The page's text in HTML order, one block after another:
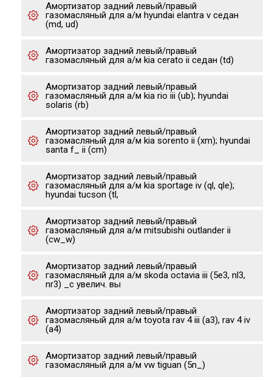
Амортизатор задний левый/правый
газомасляный для а/м hyundai elantra v седан
(md, ud)
Амортизатор задний левый/правый
газомасляный для а/м kia cerato ii седан (td)
Амортизатор задний левый/правый
газомасляный для а/м kia rio iii (ub); hyundai
solaris (rb)
Амортизатор задний левый/правый
газомасляный для а/м kia sorento ii (xm); hyundai
santa f_ ii (cm)
Амортизатор задний левый/правый
газомасляный для а/м kia sportage iv (ql, qle);
hyundai tucson (tl,
Амортизатор задний левый/правый
газомасляный для а/м mitsubishi outlander ii
(cw_w)
Амортизатор задний левый/правый
газомасляный для а/м skoda octavia iii (5e3, nl3,
nr3) _с увелич. вы
Амортизатор задний левый/правый
газомасляный для а/м toyota rav 4 iii (a3), rav 4 iv
(a4)
Амортизатор задний левый/правый
газомасляный для а/м vw tiguan (5n_)